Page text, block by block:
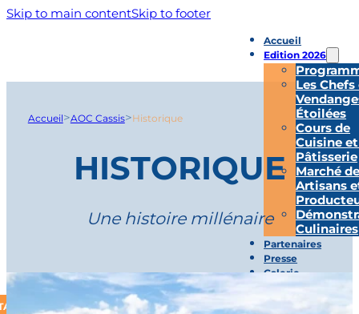
Skip to main contentSkip to footer
Accueil
Edition 2026
Les Chefs
Étoilées
Cours de
Cuisine
Pâtisserie
Marché
Artisans
Culinaires
Partenaires
Presse
Galerie
Accueil>AOC Cassis>Historique
HISTORIQUE
Une histoire millénaire